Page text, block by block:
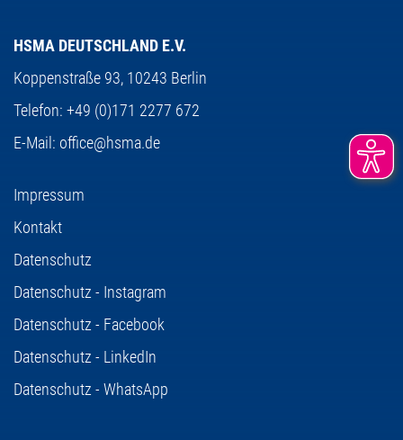
HSMA DEUTSCHLAND E.V.
Koppenstraße 93, 10243 Berlin
Telefon: +49 (0)171 2277 672
E-Mail: office@hsma.de
Impressum
Kontakt
Datenschutz
Datenschutz - Instagram
Datenschutz - Facebook
Datenschutz - LinkedIn
Datenschutz - WhatsApp